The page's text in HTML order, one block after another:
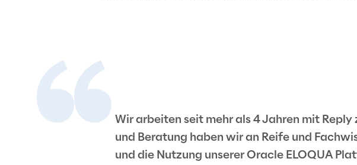
Wir arbeiten seit mehr als 4 Jahren mit
und Beratung haben wir an Reife und
und die Nutzung unserer Oracle ELOQUA